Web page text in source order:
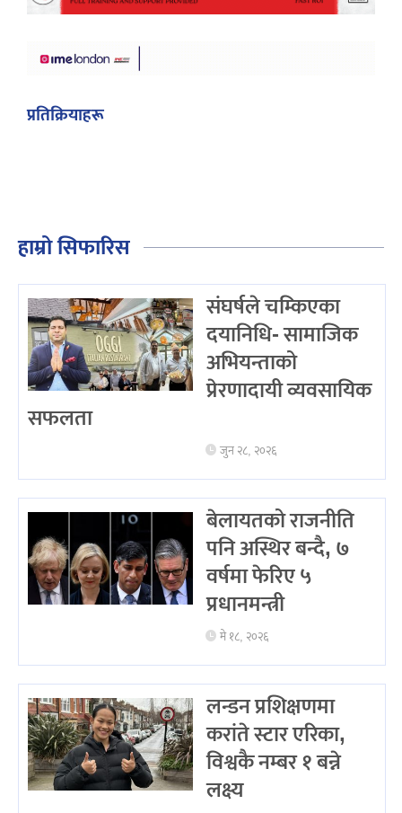
प्रतिक्रियाहरू
हाम्रो सिफारिस
संघर्षले चम्किएका
दयानिधि- सामाजिक
अभियन्ताको
प्रेरणादायी व्यवसायिक
सफलता
जुन २८, २०२६
बेलायतको राजनीति
पनि अस्थिर बन्दै, ७
वर्षमा फेरिए ५
प्रधानमन्त्री
मे १८, २०२६
लन्डन प्रशिक्षणमा
करांते स्टार एरिका,
विश्वकै नम्बर १ बन्ने
लक्ष्य